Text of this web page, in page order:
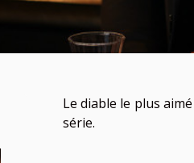
Le diable le plus
série.